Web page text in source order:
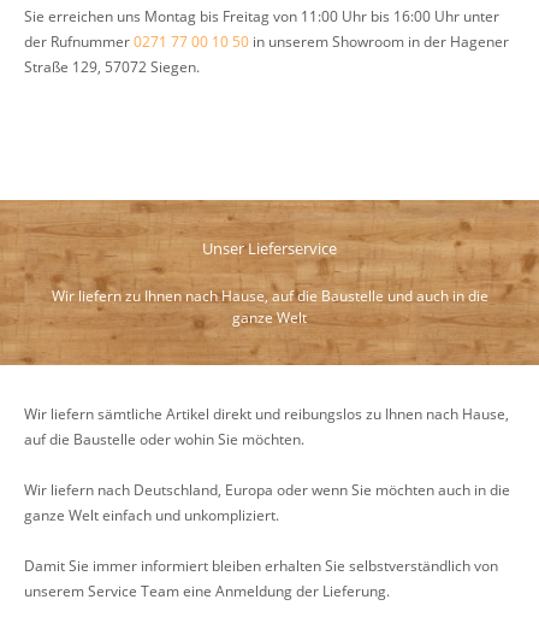
Sie erreichen uns Montag bis Freitag von 11:00 Uhr bis 16:00 Uhr unter
der Rufnummer0271 77 00 10 50 in unserem Showroom in der Hagener
Straße 129, 57072 Siegen.
Unser Lieferservice
Wir liefern zu Ihnen nach Hause, auf die Baustelle und auch in die
ganze Welt
Wir liefern sämtliche Artikel direkt und reibungslos zu Ihnen nach Hause,
auf die Baustelle oder wohin Sie möchten.
Wir liefern nach Deutschland, Europa oder wenn Sie möchten auch in die
ganze Welt einfach und unkompliziert.
Damit Sie immer informiert bleiben erhalten Sie selbstverständlich von
unserem Service Team eine Anmeldung der Lieferung.